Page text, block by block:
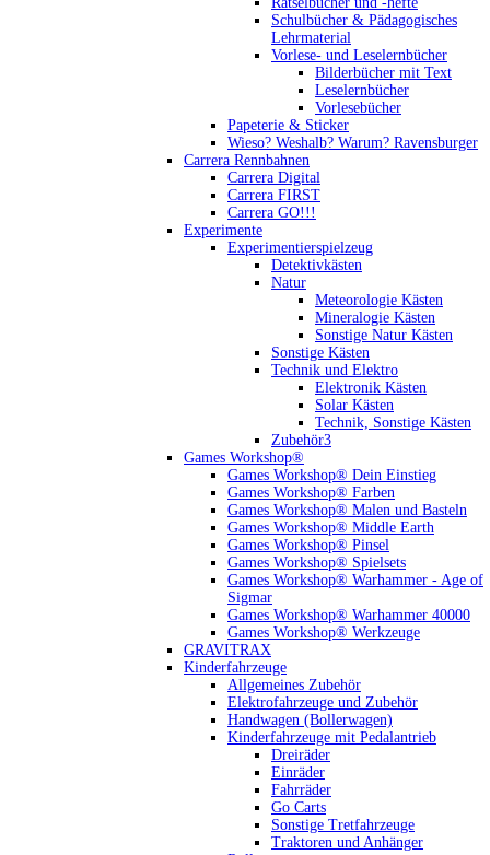
Schulbücher & Pädagogisches
Lehrmaterial
Vorlese- und Leselernbücher
Bilderbücher mit Text
Leselernbücher
Vorlesebücher
Papeterie & Sticker
Wieso? Weshalb? Warum? Ravensburger
Carrera Rennbahnen
Carrera Digital
Carrera FIRST
Carrera GO!!!
Experimente
Experimentierspielzeug
Detektivkästen
Natur
Meteorologie Kästen
Mineralogie Kästen
Sonstige Natur Kästen
Sonstige Kästen
Technik und Elektro
Elektronik Kästen
Solar Kästen
Technik, Sonstige Kästen
Zubehör3
Games Workshop®
Games Workshop® Dein Einstieg
Games Workshop® Farben
Games Workshop® Malen und Basteln
Games Workshop® Middle Earth
Games Workshop® Pinsel
Games Workshop® Spielsets
Games Workshop® Warhammer - Age of
Sigmar
Games Workshop® Warhammer 40000
Games Workshop® Werkzeuge
GRAVITRAX
Kinderfahrzeuge
Allgemeines Zubehör
Elektrofahrzeuge und Zubehör
Handwagen (Bollerwagen)
Kinderfahrzeuge mit Pedalantrieb
Dreiräder
Einräder
Fahrräder
Go Carts
Sonstige Tretfahrzeuge
Traktoren und Anhänger